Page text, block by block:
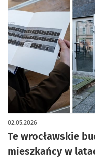
Te wrocławskie
mieszkańcy w
02.05.2026
artykuł z galerią zdjęć